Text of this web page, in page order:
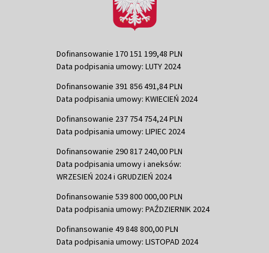
Dofinansowanie 170 151 199,48 PLN
Data podpisania umowy: LUTY 2024
Dofinansowanie 391 856 491,84 PLN
Data podpisania umowy: KWIECIEŃ 2024
Dofinansowanie 237 754 754,24 PLN
Data podpisania umowy: LIPIEC 2024
Dofinansowanie 290 817 240,00 PLN
Data podpisania umowy i aneksów:
WRZESIEŃ 2024 i GRUDZIEŃ 2024
Dofinansowanie 539 800 000,00 PLN
Data podpisania umowy: PAŹDZIERNIK 2024
Dofinansowanie 49 848 800,00 PLN
Data podpisania umowy: LISTOPAD 2024